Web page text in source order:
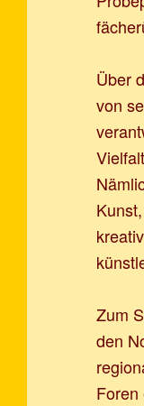
Über
von
Zum
den